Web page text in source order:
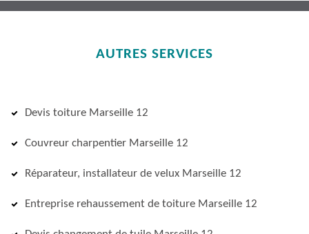
AUTRES SERVICES
Devis toiture Marseille 12
Couvreur charpentier Marseille 12
Réparateur, installateur de velux Marseille 12
Entreprise rehaussement de toiture Marseille 12